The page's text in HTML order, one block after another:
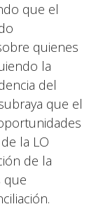
que el
quienes
la
del
que el
la LO
de la
que